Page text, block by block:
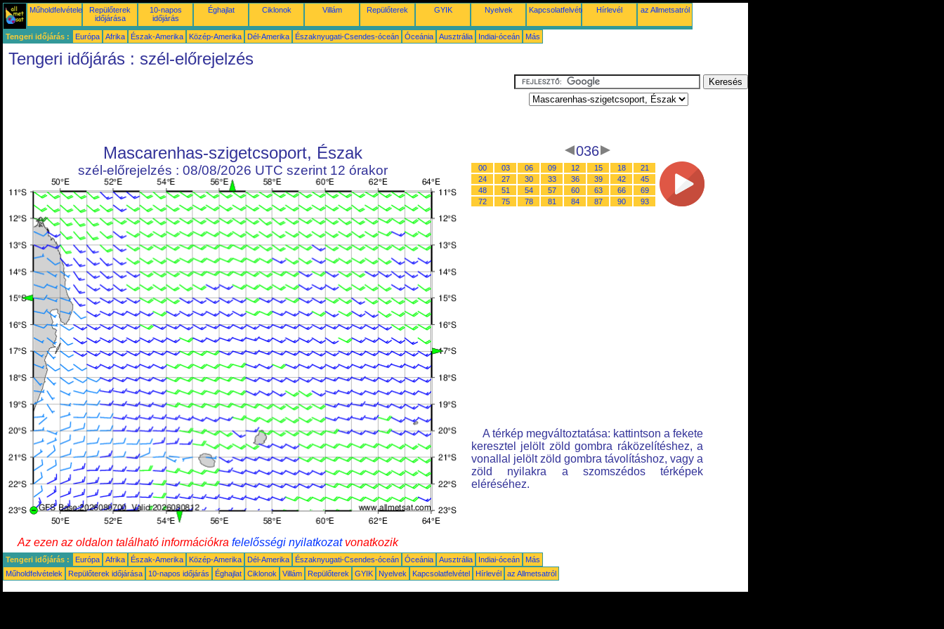
Műholdfelvételek
Repülőterek
időjárása
10-napos
időjárás
Éghajlat Ciklonok Villám Repülőterek GYIK Nyelvek Kapcsolatfelvétel Hírlevél az Allmetsatról
Tengeri időjárás : Európa Afrika Észak-Amerika Közép-Amerika Dél-Amerika Északnyugati-Csendes-óceán Óceánia Ausztrália Indiai-óceán Más
Tengeri időjárás : szél-előrejelzés
Mascarenhas-szigetcsoport, Észak
szél-előrejelzés : 08/08/2026 UTC szerint 12 órakor
036
00 03 06 09 12 15 18
21
24
27 30 33 36 39 42
45
48
51 54 57 60 63 66
69
72
75 78 81 84 87 90 93
A térkép megváltoztatása: kattintson a fekete
keresztel jelölt zöld gombra ráközelítéshez, a
vonallal jelölt zöld gombra távolításhoz, vagy a
zöld nyilakra a szomszédos térképek
eléréséhez.
Az ezen az oldalon található információkra felelősségi nyilatkozatvonatkozik
Tengeri időjárás : Európa Afrika Észak-Amerika Közép-Amerika Dél-Amerika Északnyugati-Csendes-óceán Óceánia Ausztrália Indiai-óceán
Más
Műholdfelvételek
Repülőterek időjárása 10-napos időjárás Éghajlat Ciklonok Villám Repülőterek GYIK Nyelvek Kapcsolatfelvétel Hírlevél az Allmetsatról